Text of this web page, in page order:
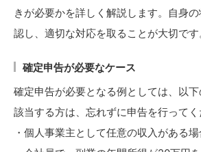
きが必要かを詳しく解説します。自身
認し、適切な対応を取ることが大切です
確定申告が必要なケース
確定申告が必要となる例としては、以下
該当する方は、忘れずに申告を行ってく
・個人事業主として任意の収入がある場